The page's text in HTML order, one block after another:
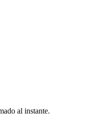
al instante.